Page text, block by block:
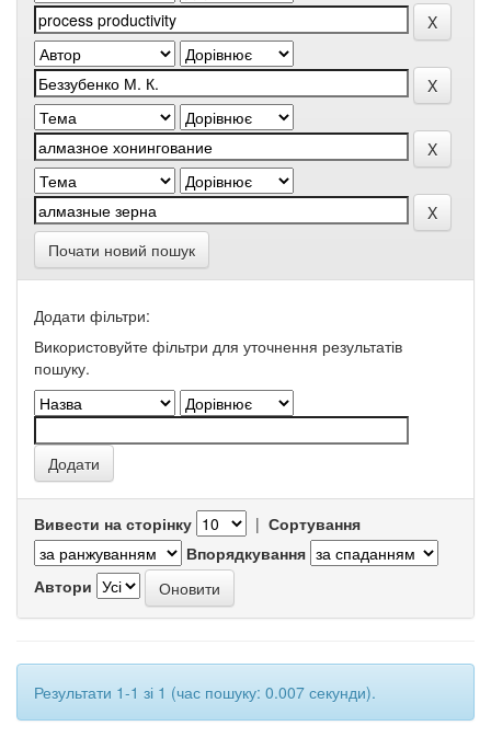
Почати новий пошук
Додати фільтри:
Використовуйте фільтри для уточнення результатів
пошуку.
Вивести на сторінку | Сортування
Впорядкування
Автори
Результати 1-1 зі 1 (час пошуку: 0.007 секунди).